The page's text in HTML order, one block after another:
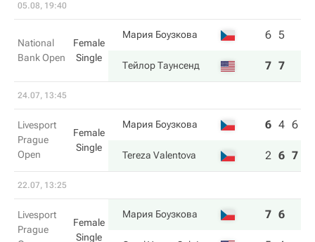
05.08, 19:40
National
Bank Open
Female
Single
Мария Боузкова 6 5
Тейлор Таунсенд 7 7
24.07, 13:45
Livesport
Prague
Open
Female
Single
Мария Боузкова 6 4 6
Tereza Valentova 2 6 7
22.07, 13:25
Livesport
Prague
Female
Single
Мария Боузкова 7 6